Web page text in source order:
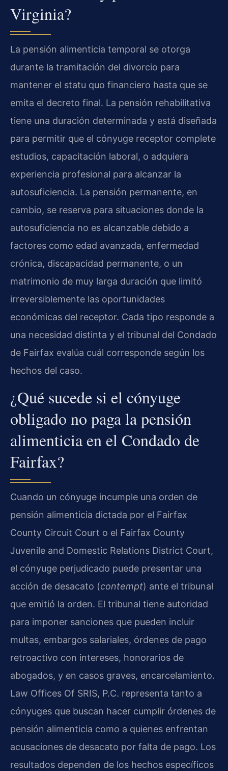
Virginia?
La pensión alimenticia temporal se otorga
durante la tramitación del divorcio para
mantener el statu quo financiero hasta que se
emita el decreto final. La pensión rehabilitativa
tiene una duración determinada y está diseñada
para permitir que el cónyuge receptor complete
estudios, capacitación laboral, o adquiera
experiencia profesional para alcanzar la
autosuficiencia. La pensión permanente, en
cambio, se reserva para situaciones donde la
autosuficiencia no es alcanzable debido a
factores como edad avanzada, enfermedad
crónica, discapacidad permanente, o un
matrimonio de muy larga duración que limitó
irreversiblemente las oportunidades
económicas del receptor. Cada tipo responde a
una necesidad distinta y el tribunal del Condado
de Fairfax evalúa cuál corresponde según los
hechos del caso.
¿Qué sucede si el cónyuge
obligado no paga la pensión
alimenticia en el Condado de
Fairfax?
Cuando un cónyuge incumple una orden de
pensión alimenticia dictada por el Fairfax
County Circuit Court o el Fairfax County
Juvenile and Domestic Relations District Court,
el cónyuge perjudicado puede presentar una
acción de desacato (contempt) ante el tribunal
que emitió la orden. El tribunal tiene autoridad
para imponer sanciones que pueden incluir
multas, embargos salariales, órdenes de pago
retroactivo con intereses, honorarios de
abogados, y en casos graves, encarcelamiento.
Law Offices Of SRIS, P.C. representa tanto a
cónyuges que buscan hacer cumplir órdenes de
pensión alimenticia como a quienes enfrentan
acusaciones de desacato por falta de pago. Los
resultados dependen de los hechos específicos